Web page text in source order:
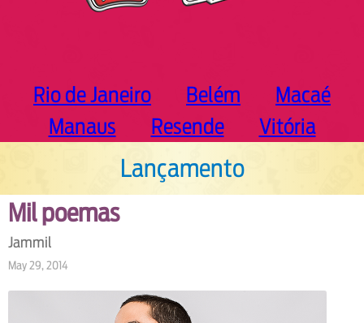
Rio de Janeiro Belém
Macaé
Manaus
Resende Vitória
Lançamento
Mil poemas
Jammil
May 29, 2014